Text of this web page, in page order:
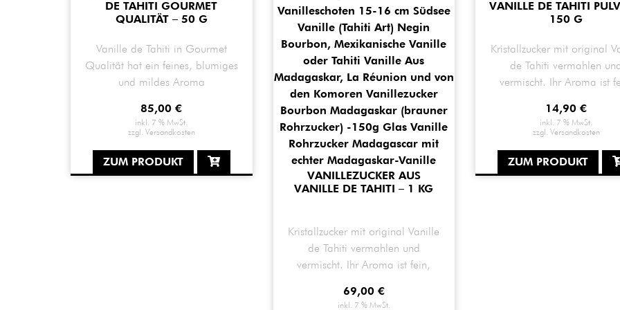
DE TAHITI GOURMET
QUALITÄT – 50 G
Vanille de Tahiti in Gourmet
Qualität hat ein feines, blumiges
und mildes Aroma
85,00€
inkl. 7 % MwSt.
zzgl. Versandkosten
ZUM PRODUKT
VANILLEZUCKER AUS
VANILLE DE TAHITI – 1 KG
Kristallzucker mit original Vanille
de Tahiti vermahlen und
vermischt. Ihr Aroma ist fein,
69,00 €
inkl. 7 % MwSt.
VANILLE DE TAHITI
150 G
Kristallzucker mit original
de Tahiti vermahlen
vermischt. Ihr Aroma ist
14,90€
inkl. 7 % MwSt.
zzgl. Versandkosten
ZUM PRODUKT